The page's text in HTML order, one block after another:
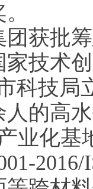
获批
家技术
科技局
人的高
业化基